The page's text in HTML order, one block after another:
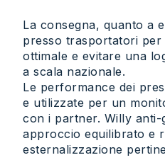
La consegna, quanto a
presso trasportatori
ottimale e evitare una
a scala nazionale.
Le performance dei
e utilizzate per un
con i partner. Willy anti-
approccio equilibrato e
esternalizzazione